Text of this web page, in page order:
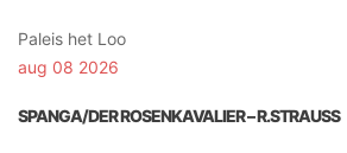
Paleis het Loo
aug 08 2026
SPANGA/DER ROSENKAVALIER – R.STRAUSS